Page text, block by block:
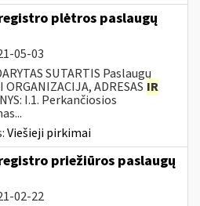
plėtros paslaugų
05-03
SUTARTIS Paslaugų
ADRESAS IR
I.1. Perkančiosios
Viešieji pirkimai
priežiūros paslaugų
02-22